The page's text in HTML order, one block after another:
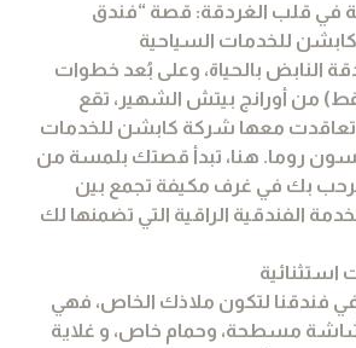
في قلب الغردقة: قصة “فندق
للخدمات السياحية
النابض بالحياة، وعلى بُعد خطوات
متر فقط) من أورانج بيتش الشهير، تقع
تعاقدت معها شركة كابشن للخدمات
روما. هنا، تبدأ قصتك بلمسة من
نرحب بك في غرف مكيفة تجمع بين
الفندقية الراقية التي تضمنها لك
استثنائية
فندقنا لتكون ملاذك الخاص، فهي
مسطحة، وحمام خاص، و غلاية